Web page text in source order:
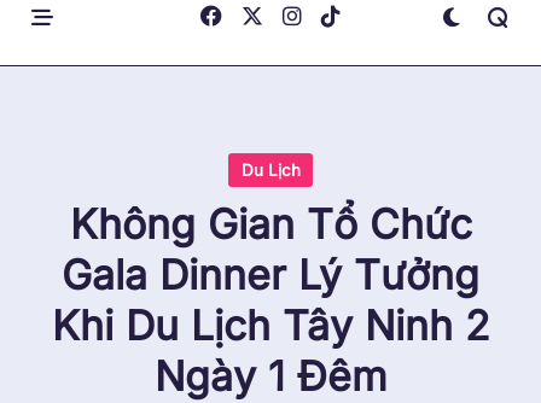
Du Lịch
Không Gian Tổ Chức
Gala Dinner Lý Tưởng
Khi Du Lịch Tây Ninh 2
Ngày 1 Đêm